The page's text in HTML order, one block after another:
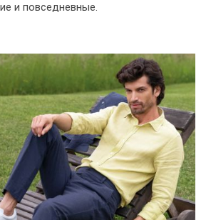
и повседневные.